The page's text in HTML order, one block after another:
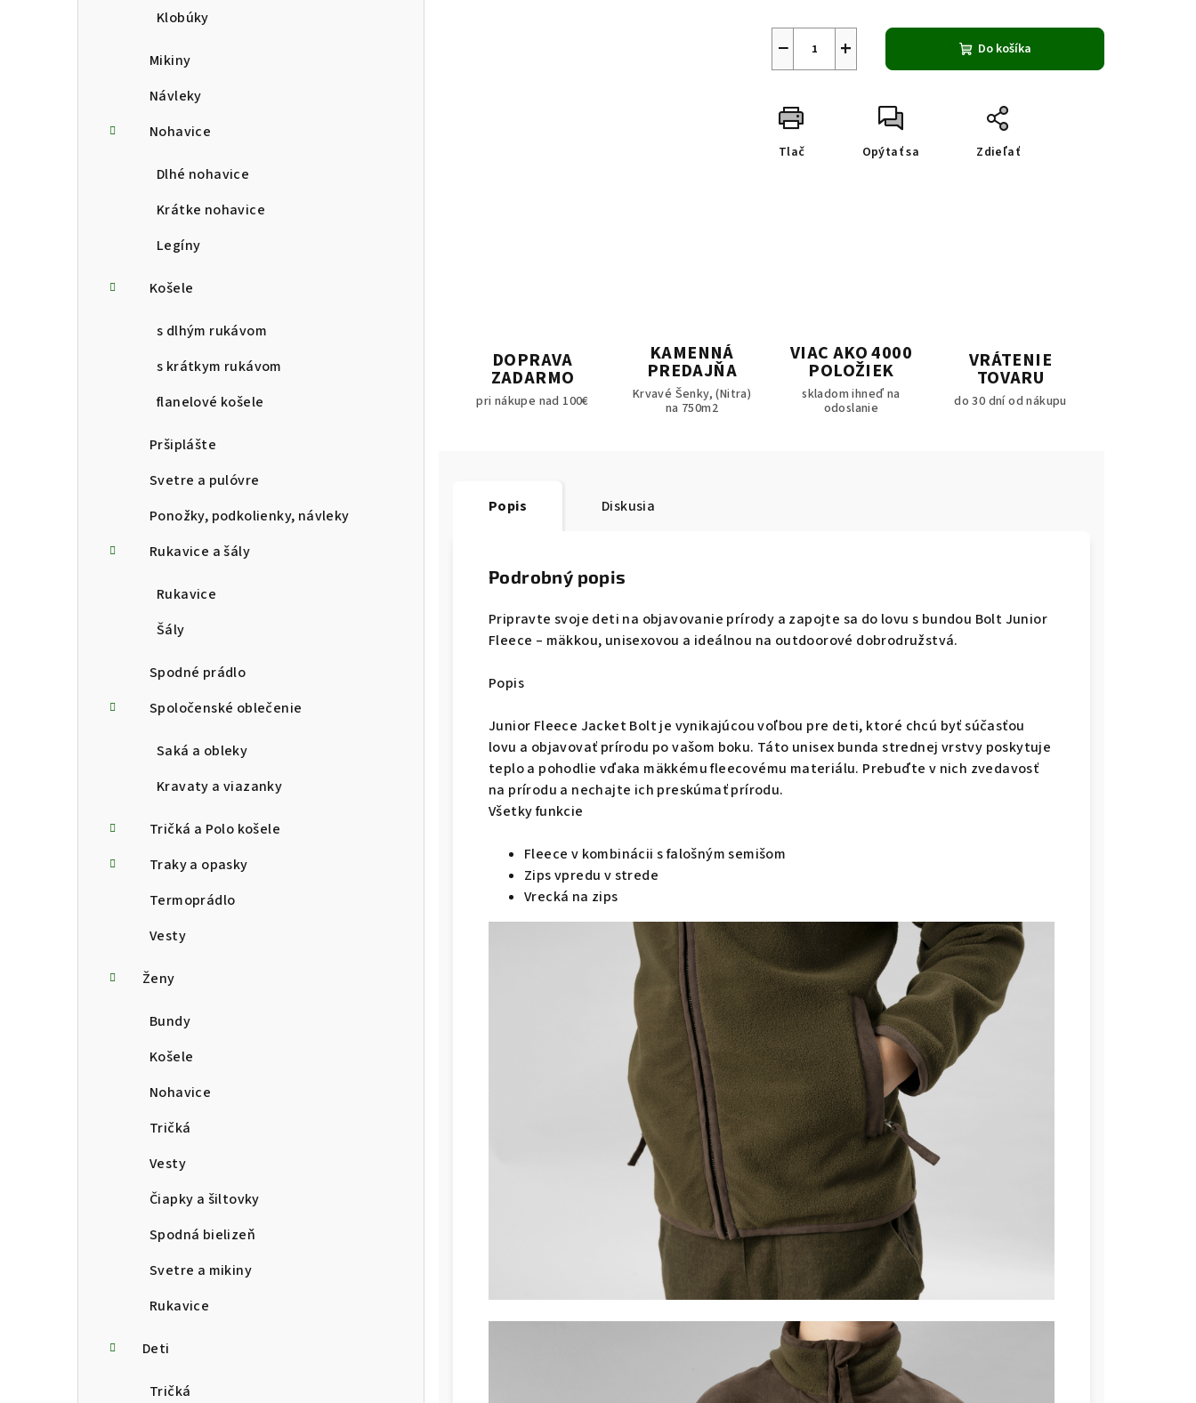
Klobúky
Mikiny
Návleky
Nohavice
Dlhé nohavice
Krátke nohavice
Legíny
Košele
s dlhým rukávom
s krátkym rukávom
flanelové košele
Pršiplášte
Svetre a pulóvre
Ponožky, podkolienky, návleky
Rukavice a šály
Rukavice
Šály
Spodné prádlo
Spoločenské oblečenie
Saká a obleky
Kravaty a viazanky
Tričká a Polo košele
Traky a opasky
Termoprádlo
Vesty
Ženy
Bundy
Košele
Nohavice
Tričká
Vesty
Čiapky a šiltovky
Spodná bielizeň
Svetre a mikiny
Rukavice
Deti
Tričká
+
− Do košíka
Tlač Opýtať sa Zdieľať
DOPRAVA
ZADARMO
pri nákupe nad 100€
KAMENNÁ
PREDAJŇA
Krvavé Šenky, (Nitra)
na 750m2
VIAC AKO 4000
POLOŽIEK
skladom ihneď na
odoslanie
VRÁTENIE
TOVARU
do 30 dní od nákupu
Popis Diskusia
Podrobný popis
Pripravte svoje deti na objavovanie prírody a zapojte sa do lovu s bundou Bolt Junior
Fleece – mäkkou, unisexovou a ideálnou na outdoorové dobrodružstvá.
Popis
Junior Fleece Jacket Bolt je vynikajúcou voľbou pre deti, ktoré chcú byť súčasťou
lovu a objavovať prírodu po vašom boku. Táto unisex bunda strednej vrstvy poskytuje
teplo a pohodlie vďaka mäkkému fleecovému materiálu. Prebuďte v nich zvedavosť
na prírodu a nechajte ich preskúmať prírodu.
Všetky funkcie
Fleece v kombinácii s falošným semišom
Zips vpredu v strede
Vrecká na zips